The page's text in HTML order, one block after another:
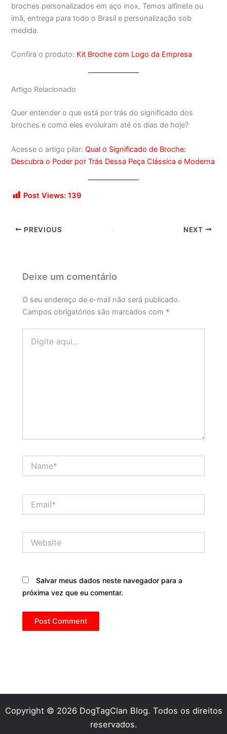
broches personalizados em aço inox. Temos alfinete ou
imã, entrega para todo o Brasil e personalização sob
medida.
Confira o produto: Kit Broche com Logo da Empresa
Artigo Relacionado
Quer entender o que está por trás do significado dos
broches e como eles evoluíram até os dias de hoje?
Acesse o artigo pilar:Qual o Significado de Broche:
Descubra o Poder por Trás Dessa Peça Clássica e Moderna
Post Views: 139
PREVIOUS NEXT
Deixe um comentário
O seu endereço de e-mail não será publicado.
Campos obrigatórios são marcados com *
aqui...
Salvar meus dados neste navegador para a
próxima vez que eu comentar.
Copyright © 2026 DogTagClan Blog. Todos os direitos
reservados.